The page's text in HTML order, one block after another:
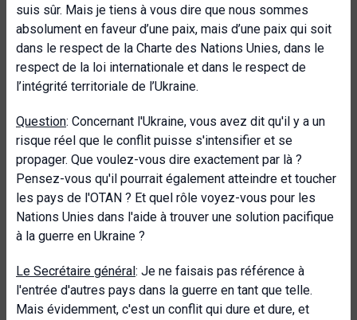
suis sûr. Mais je tiens à vous dire que nous sommes
absolument en faveur d’une paix, mais d’une paix qui soit
dans le respect de la Charte des Nations Unies, dans le
respect de la loi internationale et dans le respect de
l’intégrité territoriale de l’Ukraine.
Question: Concernant l'Ukraine, vous avez dit qu'il y a un
risque réel que le conflit puisse s'intensifier et se
propager. Que voulez-vous dire exactement par là ?
Pensez-vous qu'il pourrait également atteindre et toucher
les pays de l'OTAN ? Et quel rôle voyez-vous pour les
Nations Unies dans l'aide à trouver une solution pacifique
à la guerre en Ukraine ?
Le Secrétaire général: Je ne faisais pas référence à
l'entrée d'autres pays dans la guerre en tant que telle.
Mais évidemment, c'est un conflit qui dure et dure, et